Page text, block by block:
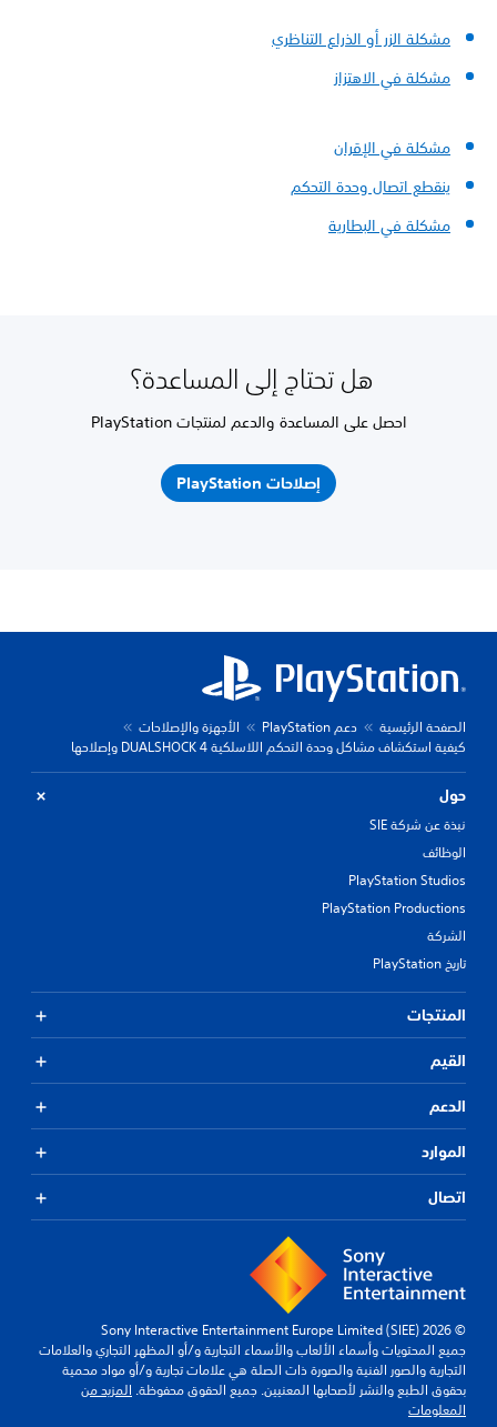
مشكلة الزر أو الذراع التناظري
مشكلة في الاهتزاز
مشكلة في الإقران
ينقطع اتصال وحدة التحكم
مشكلة في البطارية
هل تحتاج إلى المساعدة؟
احصل على المساعدة والدعم لمنتجات PlayStation
إصلاحات PlayStation
الصفحة الرئيسية دعم PlayStation
الأجهزة والإصلاحات
كيفية استكشاف مشاكل وحدة التحكم اللاسلكية DUALSHOCK 4 وإصلاحها
حول
نبذة عن شركة SIE
الوظائف
PlayStation Studios
PlayStation Productions
الشركة
تاريخ PlayStation
المنتجات
القيم
الدعم
الموارد
اتصال
© 2026 Sony Interactive Entertainment Europe Limited (SIEE)
جميع المحتويات وأسماء الألعاب والأسماء التجارية و/أو المظهر التجاري والعلامات
التجارية والصور الفنية والصورة ذات الصلة هي علامات تجارية و/أو مواد محمية
بحقوق الطبع والنشر لأصحابها المعنيين. جميع الحقوق محفوظة. المزيد من
المعلومات